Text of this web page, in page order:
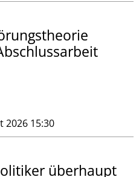
15:30
überhaupt